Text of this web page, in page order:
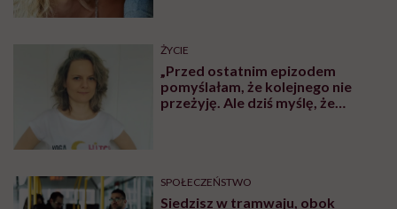
ćwiczenia poprawiające mobilność ciała i równowagę,
co chronić będzie przed upadkami, a także treningi
oporowe, które będą zapobiegały sarkopenii [spadek
siły mięśniowej – red.] i osteoporozie, podtrzymując
siłę mięśniową i gęstość mineralną kości.
Wspomniała pani o umiarkowanej aktywności